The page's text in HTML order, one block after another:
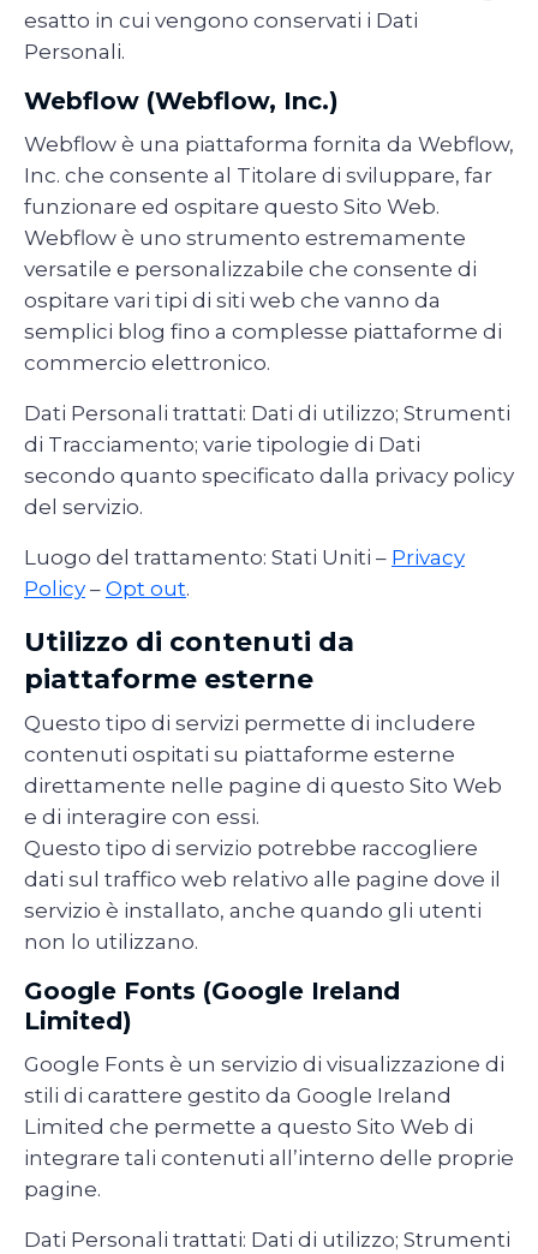
esatto in cui vengono conservati i Dati
Personali.
Webflow (Webflow, Inc.)
Webflow è una piattaforma fornita da Webflow,
Inc. che consente al Titolare di sviluppare, far
funzionare ed ospitare questo Sito Web.
Webflow è uno strumento estremamente
versatile e personalizzabile che consente di
ospitare vari tipi di siti web che vanno da
semplici blog fino a complesse piattaforme di
commercio elettronico.
Dati Personali trattati: Dati di utilizzo; Strumenti
di Tracciamento; varie tipologie di Dati
secondo quanto specificato dalla privacy policy
del servizio.
Luogo del trattamento: Stati Uniti – Privacy
Policy – Opt out.
Utilizzo di contenuti da
piattaforme esterne
Questo tipo di servizi permette di includere
contenuti ospitati su piattaforme esterne
direttamente nelle pagine di questo Sito Web
e di interagire con essi.
Questo tipo di servizio potrebbe raccogliere
dati sul traffico web relativo alle pagine dove il
servizio è installato, anche quando gli utenti
non lo utilizzano.
Google Fonts (Google Ireland
Limited)
Google Fonts è un servizio di visualizzazione di
stili di carattere gestito da Google Ireland
Limited che permette a questo Sito Web di
integrare tali contenuti all’interno delle proprie
pagine.
Dati Personali trattati: Dati di utilizzo; Strumenti